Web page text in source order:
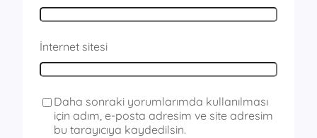
İnternet sitesi
Daha sonraki yorumlarımda kullanılması
için adım, e-posta adresim ve site adresim
bu tarayıcıya kaydedilsin.